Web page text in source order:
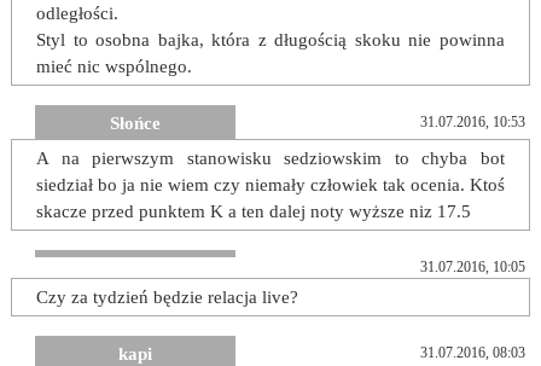
odległości.
Styl to osobna bajka, która z długością skoku nie powinna
mieć nic wspólnego.
Słońce 31.07.2016, 10:53
A na pierwszym stanowisku sedziowskim to chyba bot
siedział bo ja nie wiem czy niemały człowiek tak ocenia. Ktoś
skacze przed punktem K a ten dalej noty wyższe niz 17.5
31.07.2016, 10:05
Czy za tydzień będzie relacja live?
kapi 31.07.2016, 08:03